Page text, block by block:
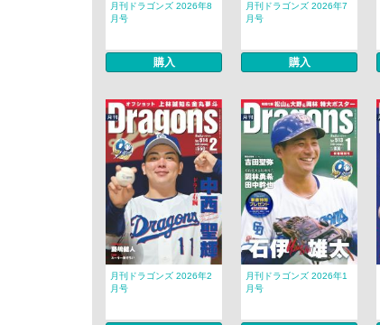
月刊ドラゴンズ 2026年8
月号
購入
月刊ドラゴンズ 2026年7
月号
購入
月刊ドラゴンズ 2026年2
月号
月刊ドラゴンズ 2026年1
月号